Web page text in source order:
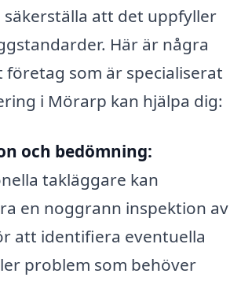
säkerställa att det uppfyller
Här är några
företag som är specialiserat
i Mörarp kan hjälpa dig:
och bedömning:
takläggare kan
en noggrann inspektion av
att identifiera eventuella
problem som behöver